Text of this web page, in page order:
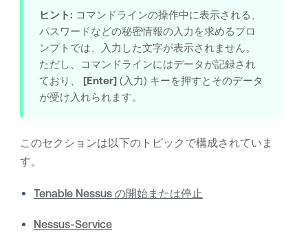
ヒント: コマンドラインの操作中に表示される、
パスワードなどの秘密情報の入力を求めるプロ
ンプトでは、入力した文字が表示されません。
ただし、コマンドラインにはデータが記録され
ており、 [Enter](入力) キーを押すとそのデータ
が受け入れられます。
このセクションは以下のトピックで構成されていま
す。
Tenable Nessus の開始または停止
Nessus-Service